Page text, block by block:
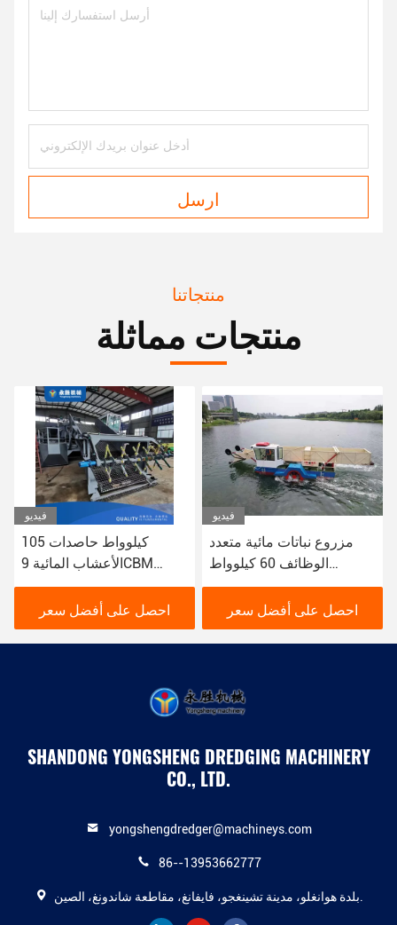
ارسل
منتجاتنا
منتجات مماثلة
فيديو
105 كيلوواط حاصدات
الأعشاب المائية 9CBM
تلقائية بالكامل للقمامة
احصل على أفضل سعر
فيديو
مزروع نباتات مائية متعدد
الوظائف 60 كيلوواط
لتنظيف النهر والبحيرة
احصل على أفضل سعر
SHANDONG YONGSHENG DREDGING MACHINERY
CO., LTD.
yongshengdredger@machineys.com
86--13953662777
بلدة هوانغلو، مدينة تشينغجو، فايفانغ، مقاطعة شاندونغ، الصين.